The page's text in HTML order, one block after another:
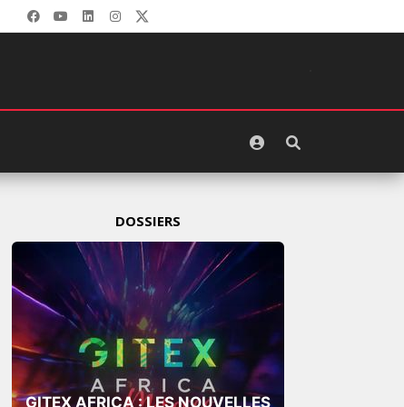
DOSSIERS
GITEX AFRICA : LES NOUVELLES